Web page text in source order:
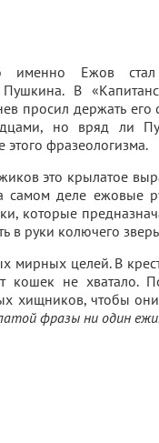
именно Ежов
Пушкина. В
просил держать
но вряд ли
фразеологизма.
это крылатое
самом деле ежовые
которые
в руки колючего
мирных целей. В
кошек не хватало.
хищников, чтобы
фразы ни один